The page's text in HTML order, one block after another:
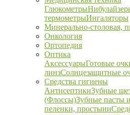
Глюкометры
термометрыИнгаляторы
Минерально-столовая,
Онкология
Ортопедия
Оптика
АксессуарыГотовые
линзСолнцезащитные
Средства гигиены
АнтисептикиЗубные
(Флоссы)Зубные пасты
пеленки, простыни